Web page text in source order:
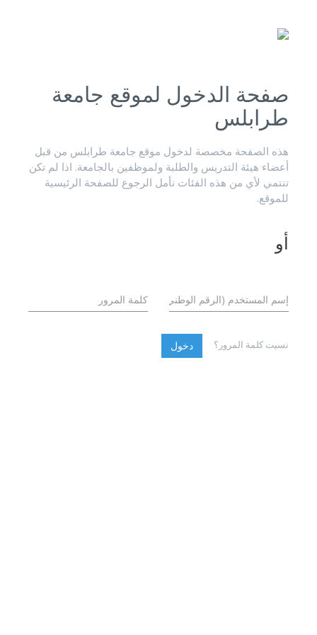
صفحة الدخول لموقع جامعة
طرابلس
هذه الصفحة مخصصة لدخول موقع جامعة طرابلس من قبل
أعضاء هيئة التدريس والطلبة ولموظفين بالجامعة. اذا لم تكن
تنتمي لأي من هذه الفئات نأمل الرجوع للصفحة الرئيسية
للموقع.
أو
نسيت كلمة المرور؟ دخول